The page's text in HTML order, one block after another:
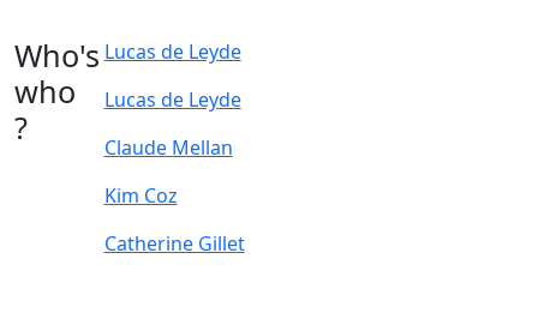
Who's
who
?
Lucas de Leyde
Lucas de Leyde
Claude Mellan
Kim Coz
Catherine Gillet